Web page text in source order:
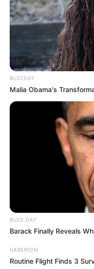
BUZZDAY
Malia Obama's
BUZZ DAY
Barack Finally Reveals
HABERION
Routine Flight Finds 3